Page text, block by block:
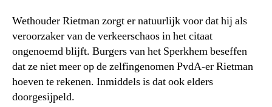
Wethouder Rietman zorgt er natuurlijk voor dat hij als
veroorzaker van de verkeerschaos in het citaat
ongenoemd blijft. Burgers van het Sperkhem beseffen
dat ze niet meer op de zelfingenomen PvdA-er Rietman
hoeven te rekenen. Inmiddels is dat ook elders
doorgesijpeld.